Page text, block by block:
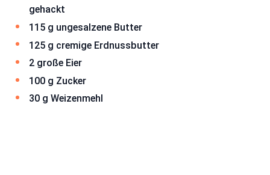
gehackt
115 g ungesalzene Butter
125 g cremige Erdnussbutter
2 große Eier
100 g Zucker
30 g Weizenmehl